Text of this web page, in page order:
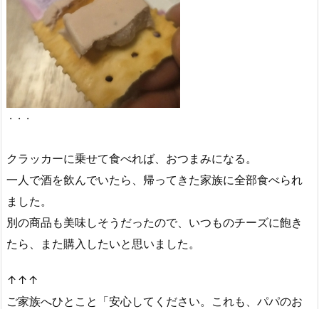
・・・
クラッカーに乗せて食べれば、おつまみになる。
一人で酒を飲んでいたら、帰ってきた家族に全部食べられ
ました。
別の商品も美味しそうだったので、いつものチーズに飽き
たら、また購入したいと思いました。
↑↑↑
ご家族へひとこと「安心してください。これも、パパのお